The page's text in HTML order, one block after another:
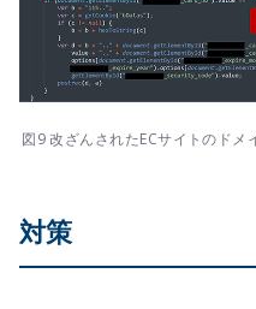
図9 改ざんされたECサイトのド
対策